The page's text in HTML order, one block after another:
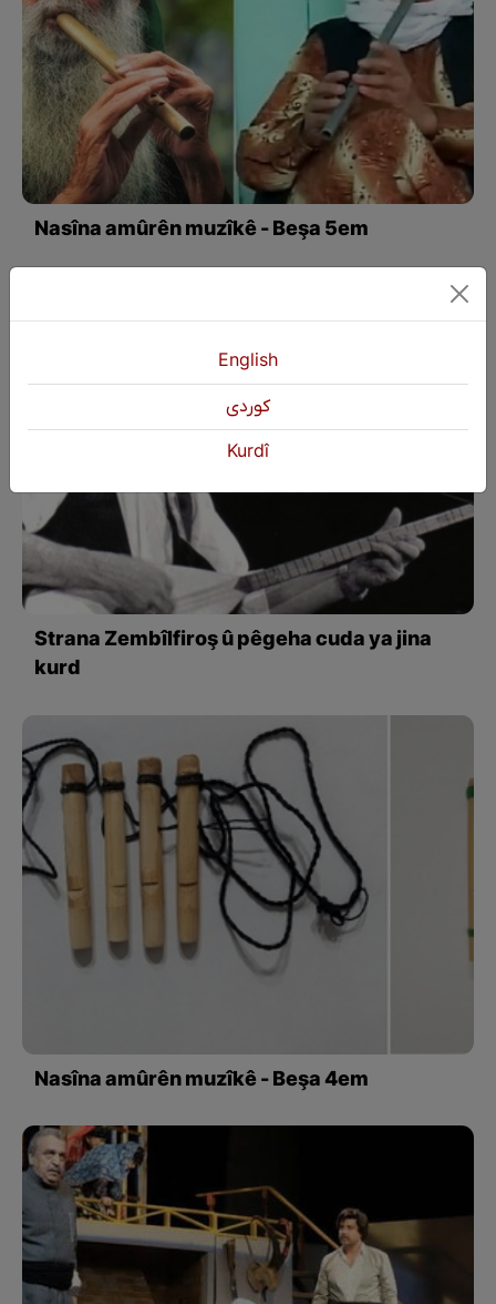
Nasîna amûrên muzîkê - Beşa 5em
Strana Zembîlfiroş û pêgeha cuda ya jina
kurd
Nasîna amûrên muzîkê - Beşa 4em
English
كوردی
Kurdî